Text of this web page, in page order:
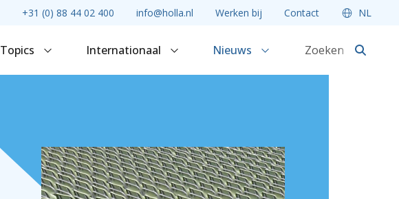
+31 (0) 88 44 02 400 info@holla.nl Werken bij Contact NL
Topics Internationaal Nieuws